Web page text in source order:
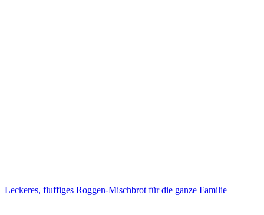
Leckeres, fluffiges Roggen-Mischbrot für die ganze Familie